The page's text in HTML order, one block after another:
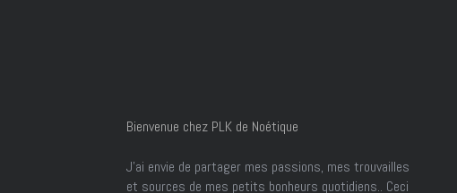
Bienvenue chez PLK de Noétique
J’ai envie de partager mes passions, mes trouvailles
et sources de mes petits bonheurs quotidiens.. Ceci